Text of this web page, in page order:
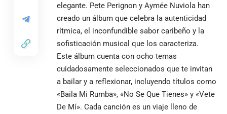
elegante. Pete Perignon y Aymée Nuviola han
creado un álbum que celebra la autenticidad
rítmica, el inconfundible sabor caribeño y la
sofisticación musical que los caracteriza.
Este álbum cuenta con ocho temas
cuidadosamente seleccionados que te invitan
a bailar y a reflexionar, incluyendo títulos como
«Baila Mi Rumba», «No Se Que Tienes» y «Vete
De Mí». Cada canción es un viaje lleno de